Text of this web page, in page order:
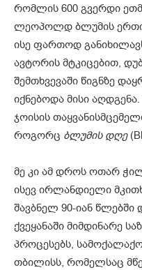
რომლის 600 გვერდი
ლეოპოლდ ბლუმის ერთი
ისე ფართოდ
ავტორის მტკიცებით,
შემთხვევაში წიგნზე
იქნებოდა მისი
ჯოისის
როგორც ბლუმის დღე
მე კი ამ დროს ოთარ
ისევ ირლანდიელი
შავბნელ 90-იან წლებში
ქვეყანაში მიმდინარე
პროცესებს,
თბილისს, რომელსაც